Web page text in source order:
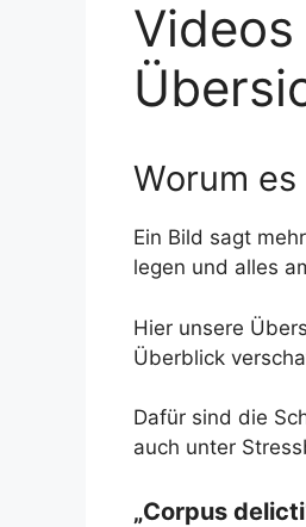
Videos
Worum
Ein Bild sagt
legen und alles
Hier unsere
Überblick
Dafür sind die
auch unter
„Corpus